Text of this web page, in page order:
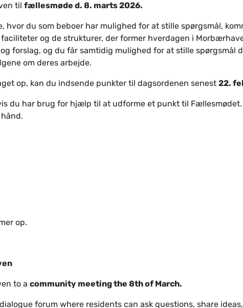
til fællesmøde d. 8. marts 2026.
hvor du som beboer har mulighed for at stille spørgsmål,
og de strukturer, der former hverdagen i
forslag, og du får samtidig mulighed for at stille spørgsmål
om deres arbejde.
op, kan du indsende punkter til dagsordenen senest 22.
du har brug for hjælp til at udforme et punkt til Fællesmødet.
op.
to a community meeting the 8th of March.
forum where residents can ask questions, share